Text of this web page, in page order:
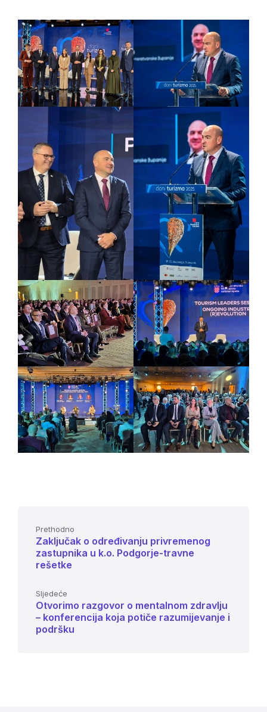
Prethodno
Zaključak o određivanju privremenog
zastupnika u k.o. Podgorje-travne
rešetke
Sljedeće
Otvorimo razgovor o mentalnom zdravlju
– konferencija koja potiče razumijevanje i
podršku